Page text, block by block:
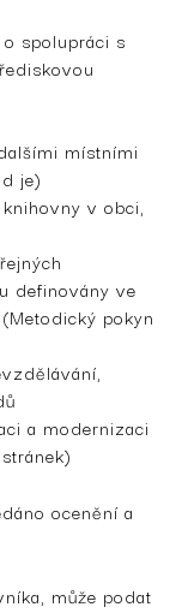
spolupráci s
místními
je)
v obci,
definovány ve
pokyn
a modernizaci
ocenění a
může podat